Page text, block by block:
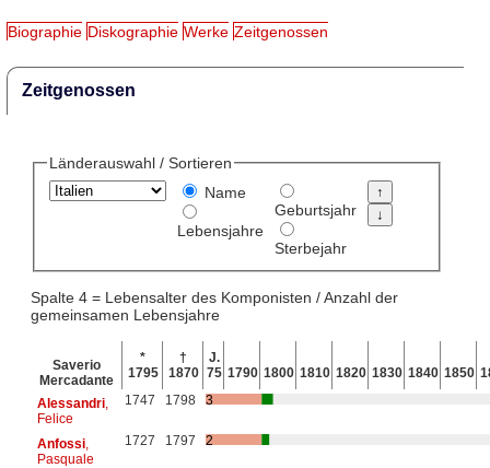
Biographie Diskographie Werke Zeitgenossen
Zeitgenossen
Länderauswahl / Sortieren
Name
Lebensjahre
Geburtsjahr
Sterbejahr
Spalte 4 = Lebensalter des Komponisten / Anzahl der
gemeinsamen Lebensjahre
Saverio
Mercadante
*
1795
†
1870
J.
75 1790 1800 1810 1820 1830 1840 1850
Alessandri,
Felice
1747 1798 3
Anfossi,
Pasquale
1727 1797 2